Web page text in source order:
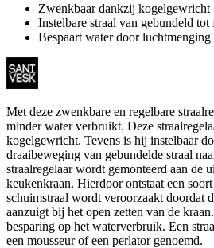
Zwenkbaar dankzij kogelgewricht
Instelbare straal van gebundeld
Bespaart water door luchtmenging
Met deze zwenkbare en regelbare
minder water verbruikt. Deze
kogelgewricht. Tevens is hij instelbaar
draaibeweging van gebundelde straal
straalregelaar wordt gemonteerd aan de
keukenkraan. Hierdoor ontstaat een
schuimstraal wordt veroorzaakt doordat
aanzuigt bij het open zetten van de
besparing op het waterverbruik. Een
een mousseur of een perlator genoemd.